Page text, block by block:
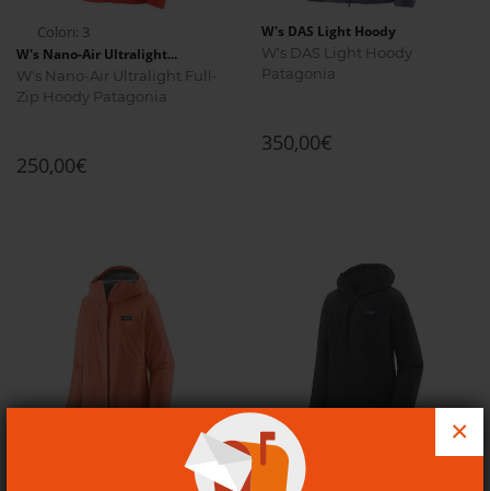
×
Colori: 3
W's Nano-Air Ultralight...
W's Nano-Air Ultralight Full-
Zip Hoody Patagonia
250,00€
W's DAS Light Hoody
W's DAS Light Hoody
Patagonia
350,00€
Giacca impermeabile donna
Giacca traspirante donna W's...
W's Nano-Air Hoody